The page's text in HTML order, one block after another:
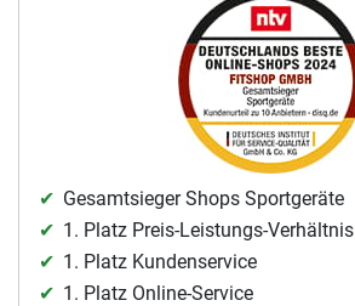
Gesamtsieger Shops Sportgeräte
1. Platz Preis-Leistungs-Verhältnis
1. Platz Kundenservice
1. Platz Online-Service